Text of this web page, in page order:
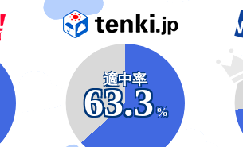
適中率
63.3
%